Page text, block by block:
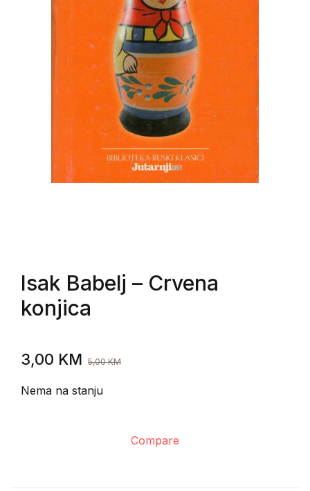
Isak Babelj – Crvena
konjica
3,00 KM 5,00KM
Nema na stanju
Compare